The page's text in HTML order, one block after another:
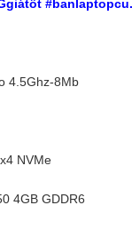
4.5Ghz-8Mb
NVMe
4GB GDDR6